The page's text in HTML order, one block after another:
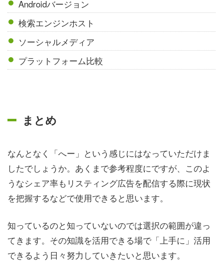
Androidバージョン
検索エンジンホスト
ソーシャルメディア
プラットフォーム比較
まとめ
なんとなく「へー」という感じにはなっていただけま
したでしょうか。あくまで参考程度にですが、このよ
うなシェア率もリスティング広告を配信する際に現状
を把握するなどで使用できると思います。
知っているのと知っていないのでは選択の範囲が違っ
てきます。その知識を活用できる場で「上手に」活用
できるよう日々努力していきたいと思います。